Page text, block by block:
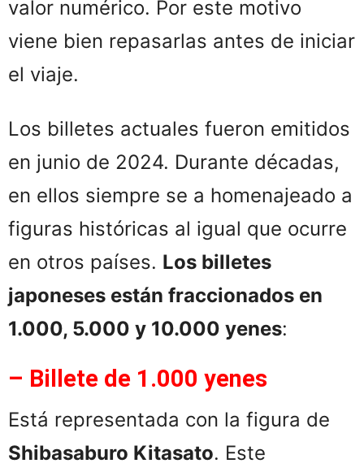
valor numérico. Por este motivo
viene bien repasarlas antes de iniciar
el viaje.
Los billetes actuales fueron emitidos
en junio de 2024. Durante décadas,
en ellos siempre se a homenajeado a
figuras históricas al igual que ocurre
en otros países. Los billetes
japoneses están fraccionados en
1.000, 5.000 y 10.000 yenes:
– Billete de 1.000 yenes
Está representada con la figura de
Shibasaburo Kitasato. Este